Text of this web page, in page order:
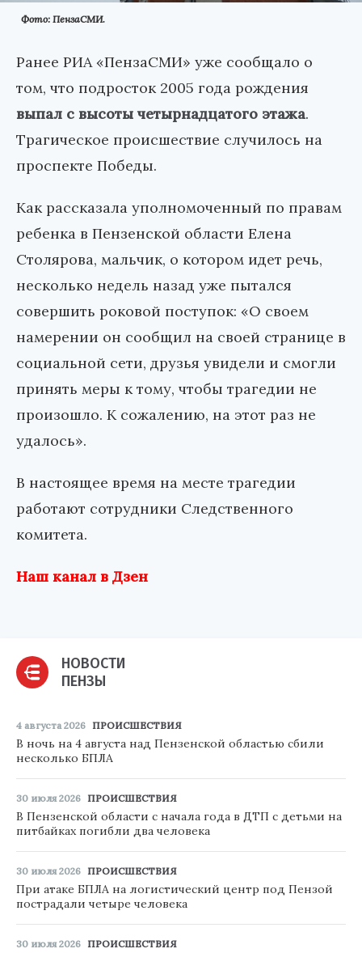
Фото: ПензаСМИ.
Ранее РИА «ПензаСМИ» уже сообщало о
том, что подросток 2005 года рождения
выпал с высоты четырнадцатого этажа.
Трагическое происшествие случилось на
проспекте Победы.
Как рассказала уполномоченный по правам
ребенка в Пензенской области Елена
Столярова, мальчик, о котором идет речь,
несколько недель назад уже пытался
совершить роковой поступок: «О своем
намерении он сообщил на своей странице в
социальной сети, друзья увидели и смогли
принять меры к тому, чтобы трагедии не
произошло. К сожалению, на этот раз не
удалось».
В настоящее время на месте трагедии
работают сотрудники Следственного
комитета.
Наш канал в Дзен
НОВОСТИ
ПЕНЗЫ
4 августа 2026 ПРОИСШЕСТВИЯ
В ночь на 4 августа над Пензенской областью сбили
несколько БПЛА
30 июля 2026 ПРОИСШЕСТВИЯ
В Пензенской области с начала года в ДТП с детьми на
питбайках погибли два человека
30 июля 2026 ПРОИСШЕСТВИЯ
При атаке БПЛА на логистический центр под Пензой
пострадали четыре человека
30 июля 2026 ПРОИСШЕСТВИЯ